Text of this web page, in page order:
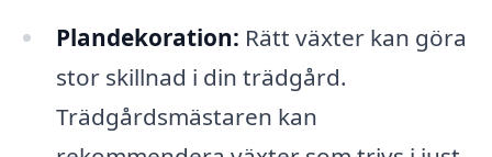
Plandekoration: Rätt växter kan göra
stor skillnad i din trädgård.
Trädgårdsmästaren kan